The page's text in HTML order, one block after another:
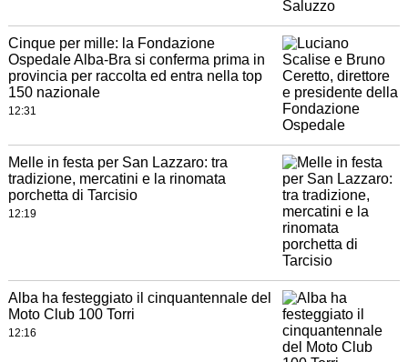
Cinque per mille: la Fondazione
Ospedale Alba-Bra si conferma prima in
provincia per raccolta ed entra nella top
150 nazionale
12:31
Melle in festa per San Lazzaro: tra
tradizione, mercatini e la rinomata
porchetta di Tarcisio
12:19
Alba ha festeggiato il cinquantennale del
Moto Club 100 Torri
12:16